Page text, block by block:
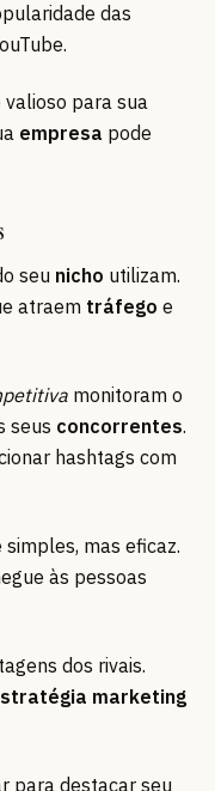
das
para sua
empresa pode
seu nicho utilizam.
atraem tráfego e
monitoram o
seus concorrentes.
hashtags com
simples, mas eficaz.
às pessoas
dos rivais.
marketing
para destacar seu